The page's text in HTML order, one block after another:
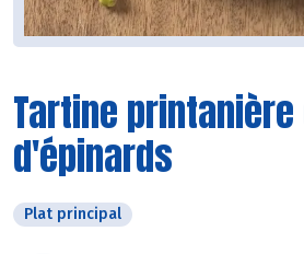
Tartine
d'épinards
Plat principal